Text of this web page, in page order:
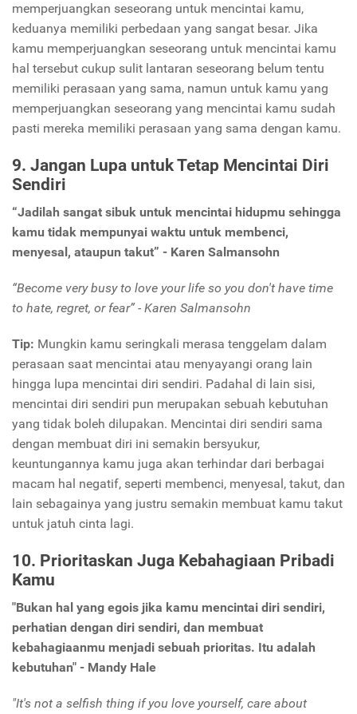
memperjuangkan seseorang untuk mencintai kamu,
keduanya memiliki perbedaan yang sangat besar. Jika
kamu memperjuangkan seseorang untuk mencintai kamu
hal tersebut cukup sulit lantaran seseorang belum tentu
memiliki perasaan yang sama, namun untuk kamu yang
memperjuangkan seseorang yang mencintai kamu sudah
pasti mereka memiliki perasaan yang sama dengan kamu.
9. Jangan Lupa untuk Tetap Mencintai Diri
Sendiri
“Jadilah sangat sibuk untuk mencintai hidupmu sehingga
kamu tidak mempunyai waktu untuk membenci,
menyesal, ataupun takut” - Karen Salmansohn
“Become very busy to love your life so you don't have time
to hate, regret, or fear” - Karen Salmansohn
Tip: Mungkin kamu seringkali merasa tenggelam dalam
perasaan saat mencintai atau menyayangi orang lain
hingga lupa mencintai diri sendiri. Padahal di lain sisi,
mencintai diri sendiri pun merupakan sebuah kebutuhan
yang tidak boleh dilupakan. Mencintai diri sendiri sama
dengan membuat diri ini semakin bersyukur,
keuntungannya kamu juga akan terhindar dari berbagai
macam hal negatif, seperti membenci, menyesal, takut, dan
lain sebagainya yang justru semakin membuat kamu takut
untuk jatuh cinta lagi.
10. Prioritaskan Juga Kebahagiaan Pribadi
Kamu
"Bukan hal yang egois jika kamu mencintai diri sendiri,
perhatian dengan diri sendiri, dan membuat
kebahagiaanmu menjadi sebuah prioritas. Itu adalah
kebutuhan" - Mandy Hale
"It's not a selfish thing if you love yourself, care about